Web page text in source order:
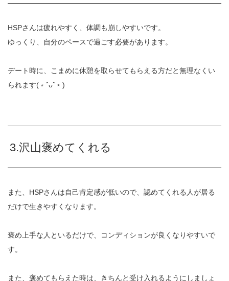
HSPさんは疲れやすく、体調も崩しやすいです。
ゆっくり、自分のペースで過ごす必要があります。
デート時に、こまめに休憩を取らせてもらえる方だと無理なくい
られます(﹡ˆᴗˆ﹡)
3.沢山褒めてくれる
また、HSPさんは自己肯定感が低いので、認めてくれる人が居る
だけで生きやすくなります。
褒め上手な人といるだけで、コンディションが良くなりやすいで
す。
また、褒めてもらえた時は、きちんと受け入れるようにしましょ